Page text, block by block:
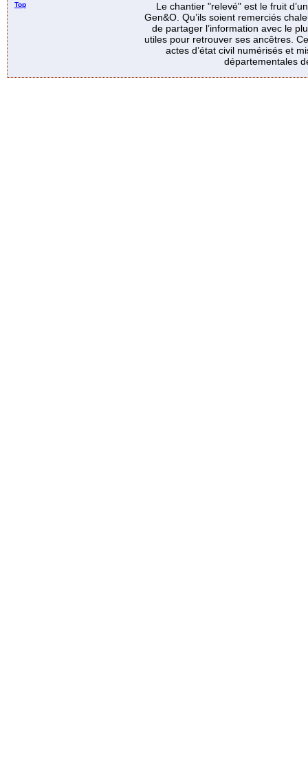
Top
Le chantier "relevé" est le fruit
Gen&O. Qu’ils soient remerciés
de partager l’information avec le
utiles pour retrouver ses ancêtres.
actes d’état civil numérisés et
départementales